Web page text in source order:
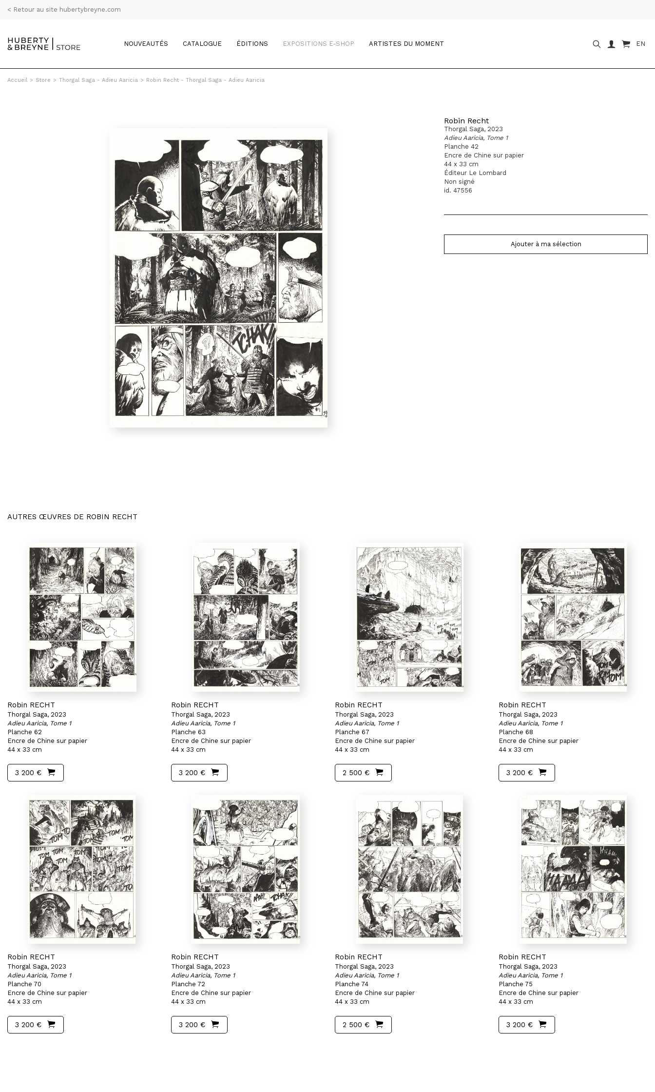
< Retour au site hubertybreyne.com
NOUVEAUTÉS CATALOGUE ÉDITIONS EXPOSITIONS E-SHOP ARTISTES DU MOMENT EN
Accueil > Store > Thorgal Saga - Adieu Aaricia > Robin Recht - Thorgal Saga - Adieu Aaricia
Robin Recht
Thorgal Saga, 2023
Adieu Aaricia, Tome 1
Planche 42
Encre de Chine sur papier
44 x 33 cm
Éditeur Le Lombard
Non signé
id. 47556
Ajouter à ma sélection
AUTRES ŒUVRES DE ROBIN RECHT
Robin RECHT
Thorgal Saga, 2023
Adieu Aaricia, Tome 1
Planche 62
Encre de Chine sur papier
44 x 33 cm
3 200 €
Robin RECHT
Thorgal Saga, 2023
Adieu Aaricia, Tome 1
Planche 63
Encre de Chine sur papier
44 x 33 cm
3 200 €
Robin RECHT
Thorgal Saga, 2023
Adieu Aaricia, Tome 1
Planche 67
Encre de Chine sur papier
44 x 33 cm
2 500 €
Robin RECHT
Thorgal Saga, 2023
Adieu Aaricia, Tome 1
Planche 68
Encre de Chine sur papier
44 x 33 cm
3 200 €
Robin RECHT
Thorgal Saga, 2023
Adieu Aaricia, Tome 1
Planche 70
Encre de Chine sur papier
44 x 33 cm
3 200 €
Robin RECHT
Thorgal Saga, 2023
Adieu Aaricia, Tome 1
Planche 72
Encre de Chine sur papier
44 x 33 cm
3 200 €
Robin RECHT
Thorgal Saga, 2023
Adieu Aaricia, Tome 1
Planche 74
Encre de Chine sur papier
44 x 33 cm
2 500 €
Robin RECHT
Thorgal Saga, 2023
Adieu Aaricia, Tome 1
Planche 75
Encre de Chine sur papier
44 x 33 cm
3 200 €